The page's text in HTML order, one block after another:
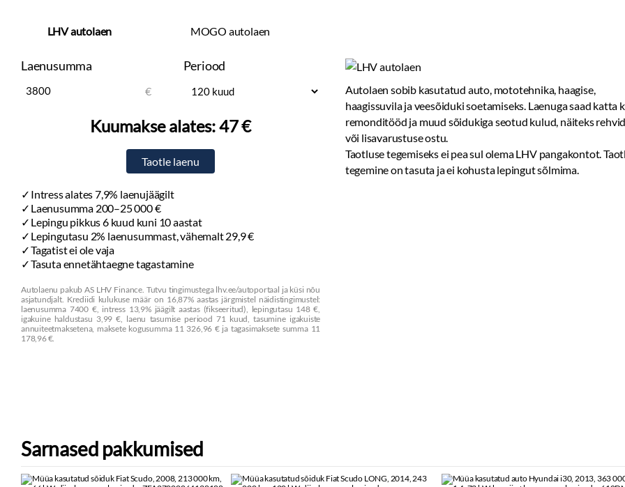
LHV autolaen MOGO autolaen
Laenusumma
€
Periood
Kuumakse alates:47 €
Intress alates 7,9% laenujäägilt
Laenusumma 200–25 000 €
Lepingu pikkus 6 kuud kuni 10 aastat
Lepingutasu 2% laenusummast, vähemalt 29,9 €
Tagatist ei ole vaja
Tasuta ennetähtaegne tagastamine
Autolaenu pakub AS LHV Finance. Tutvu tingimustega lhv.ee/autoportaal ja küsi nõu
asjatundjalt. Krediidi kulukuse määr on 16,87% aastas järgmistel näidistingimustel:
laenusumma 7400 €, intress 13,9% jäägilt aastas (fikseeritud), lepingutasu 148 €,
igakuine haldustasu 3,99 €, laenu tasumise periood 71 kuud, tasumine igakuiste
annuiteetmaksetena, maksete kogusumma 11 326,96 € ja tagasimaksete summa 11
178,96 €.
Autolaen sobib kasutatud auto, mototehnika, haagise,
haagissuvila ja veesõiduki soetamiseks. Laenuga saad katta
remonditööd ja muud sõidukiga seotud kulud, näiteks
või lisavarustuse ostu.
Taotluse tegemiseks ei pea sul olema LHV pangakontot.
tegemine on tasuta ja ei kohusta lepingut sõlmima.
Sarnased pakkumised